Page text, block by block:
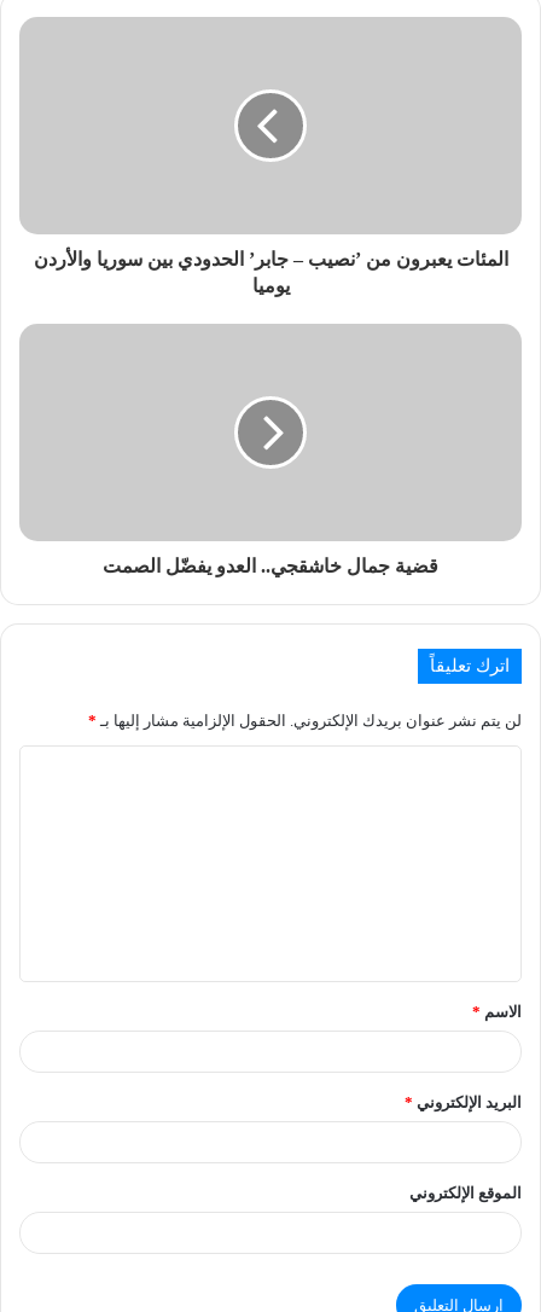
المئات يعبرون من ’نصيب – جابر’ الحدودي بين سوريا والأردن
يوميا
قضية جمال خاشقجي.. العدو يفضّل الصمت
اترك تعليقاً
لن يتم نشر عنوان بريدك الإلكتروني. الحقول الإلزامية مشار إليها بـ *
الاسم *
البريد الإلكتروني *
الموقع الإلكتروني